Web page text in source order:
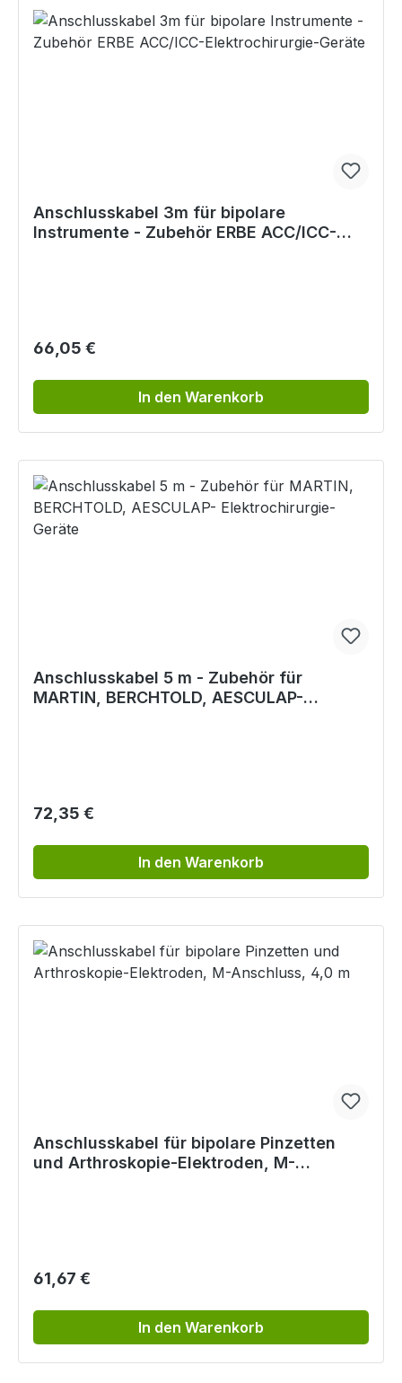
Anschlusskabel 3m für bipolare
Instrumente - Zubehör ERBE ACC/ICC-
Regulärer Preis:
66,05 €
In den Warenkorb
Anschlusskabel 5 m - Zubehör für
MARTIN, BERCHTOLD, AESCULAP-
Regulärer Preis:
72,35 €
In den Warenkorb
Anschlusskabel für bipolare Pinzetten
und Arthroskopie-Elektroden, M-
Regulärer Preis:
61,67 €
In den Warenkorb